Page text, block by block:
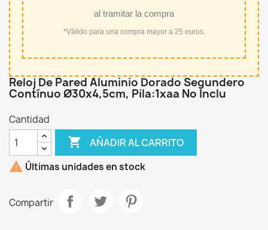
al tramitar la compra
*Válido para una compra mayor a 25 euros.
Reloj De Pared Aluminio Dorado Segundero
Contínuo Ø30x4,5cm, Pila:1xaa No Inclu
Cantidad
 AÑADIR AL CARRITO
 Últimas unidades en stock
Compartir